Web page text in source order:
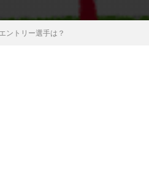
ントリー選手は？